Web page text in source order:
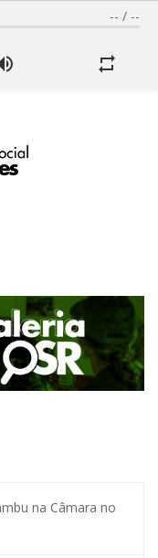
-- / --
na Câmara no